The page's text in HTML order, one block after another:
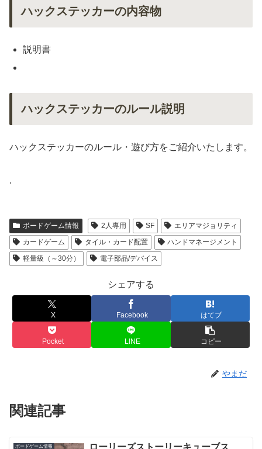
ハックステッカーの内容物
説明書
ハックステッカーのルール説明
ハックステッカーのルール・遊び方をご紹介いたします。
.
ボードゲーム情報 2人専用 SF
エリアマジョリティ
カードゲーム
タイル・カード配置
ハンドマネージメント
軽量級（～30分）
電子部品/デバイス
シェアする
X Facebook はてブ
Pocket LINE コピー
やまだ
関連記事
ボードゲーム情報